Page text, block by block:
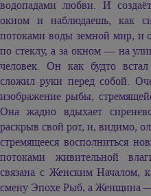
водопадами любви. И
окном и наблюдаешь, как
потоками воды земной мир, и
по стеклу, а за окном — на
человек. Он как будто
сложил руки перед собой.
изображение рыбы,
Она жадно вдыхает
раскрыв свой рот, и, видимо,
стремящееся восполниться
потоками живительной
связана с Женским Началом,
смену Эпохе Рыб, а Женщина